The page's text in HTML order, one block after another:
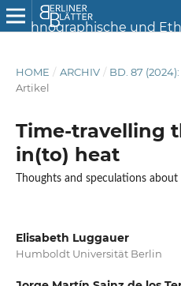
HOME / ARCHIV / BD. 87
Artikel
Time-travelling
in(to) heat
Thoughts and speculations
Elisabeth Luggauer
Humboldt Universität Berlin